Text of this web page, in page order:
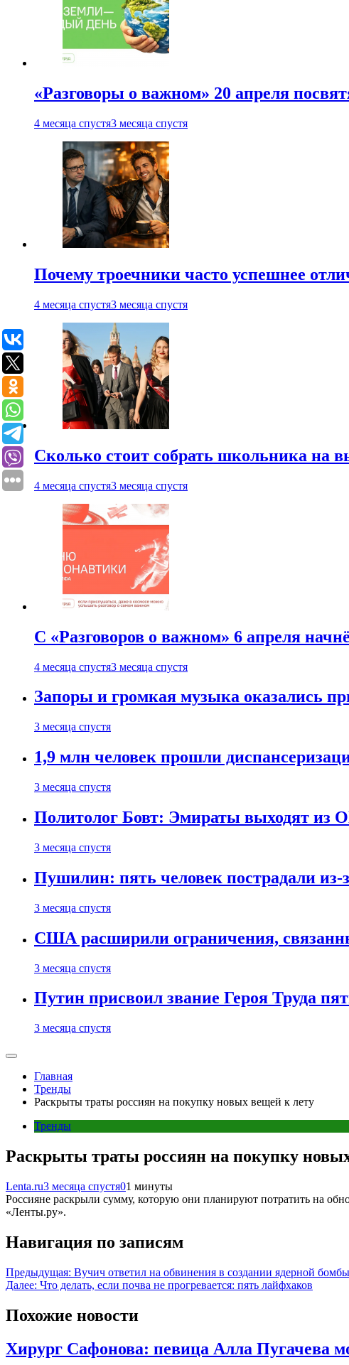
«Разговоры о важном» 20 апреля
4 месяца спустя3 месяца спустя
Почему троечники часто успешнее
4 месяца спустя3 месяца спустя
Сколько стоит собрать школьника на
4 месяца спустя3 месяца спустя
С «Разговоров о важном» 6 апреля
4 месяца спустя3 месяца спустя
Запоры и громкая музыка оказались
3 месяца спустя
1,9 млн человек прошли
3 месяца спустя
Политолог Бовт: Эмираты выходят
3 месяца спустя
Пушилин: пять человек пострадали
3 месяца спустя
США расширили ограничения,
3 месяца спустя
Путин присвоил звание Героя Труда
3 месяца спустя
Главная
Тренды
Раскрыты траты россиян на покупку новых вещей к лету
Тренды
Раскрыты траты россиян на покупку
Lenta.ru3 месяца спустя01 минуты
Россияне раскрыли сумму, которую они планируют потратить на
«Ленты.ру».
Навигация по записям
Предыдущая: Вучич ответил на обвинения в создании ядерной бомбы
Далее: Что делать, если почва не прогревается: пять лайфхаков
Похожие новости
Хирург Сафонова: певица Алла Пугачева